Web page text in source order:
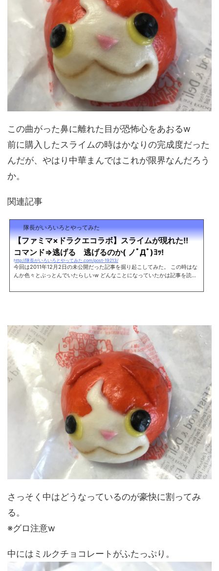
この曲がった鼻に離れた目が恐怖心をあおるw
前に購入したスライムの時はかなりの完成度だった
んだが、やはり中華まんではこれが限界なんだろう
か。
関連記事
隊長がいろいろとやってみた
【ファミマ×ドラクエコラボ】スライムが現れた!!
コマンド⇒逃げる 逃げるのか( ノﾟДﾟ)ﾖｯ!
http://隊長がいろいろとやってみた.com/post-19213/
今回は2011年12月2日の未公開だった記事を掘り起こしてみた。 この時はな
んか色々とぶっとんでいたらしいw どんなことになっていたかは記事を読ん
に寄り道をしてみた。 お店に入るやいなや、もう一瞬にしてそこに釘付けに
で諦めな...
さっそく中はどうなっているのが豪快に割ってみ
る。
※グロ注意w
中にはミルクチョコレートがふたっぷり。